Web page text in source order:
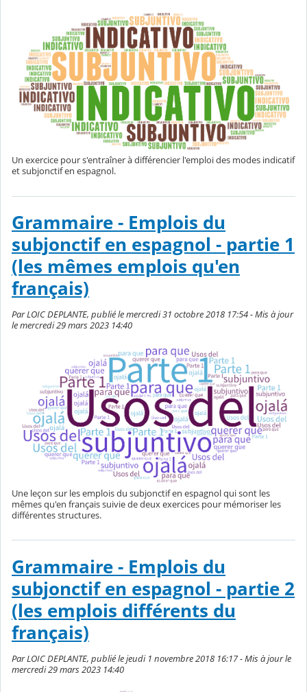
Un exercice pour s'entraîner à différencier l'emploi des modes indicatif
et subjonctif en espagnol.
Grammaire - Emplois du
subjonctif en espagnol - partie 1
(les mêmes emplois qu'en
français)
Par LOIC DEPLANTE, publié le mercredi 31 octobre 2018 17:54 - Mis à jour
le mercredi 29 mars 2023 14:40
Une leçon sur les emplois du subjonctif en espagnol qui sont les
mêmes qu'en français suivie de deux exercices pour mémoriser les
différentes structures.
Grammaire - Emplois du
subjonctif en espagnol - partie 2
(les emplois différents du
français)
Par LOIC DEPLANTE, publié le jeudi 1 novembre 2018 16:17 - Mis à jour le
mercredi 29 mars 2023 14:40